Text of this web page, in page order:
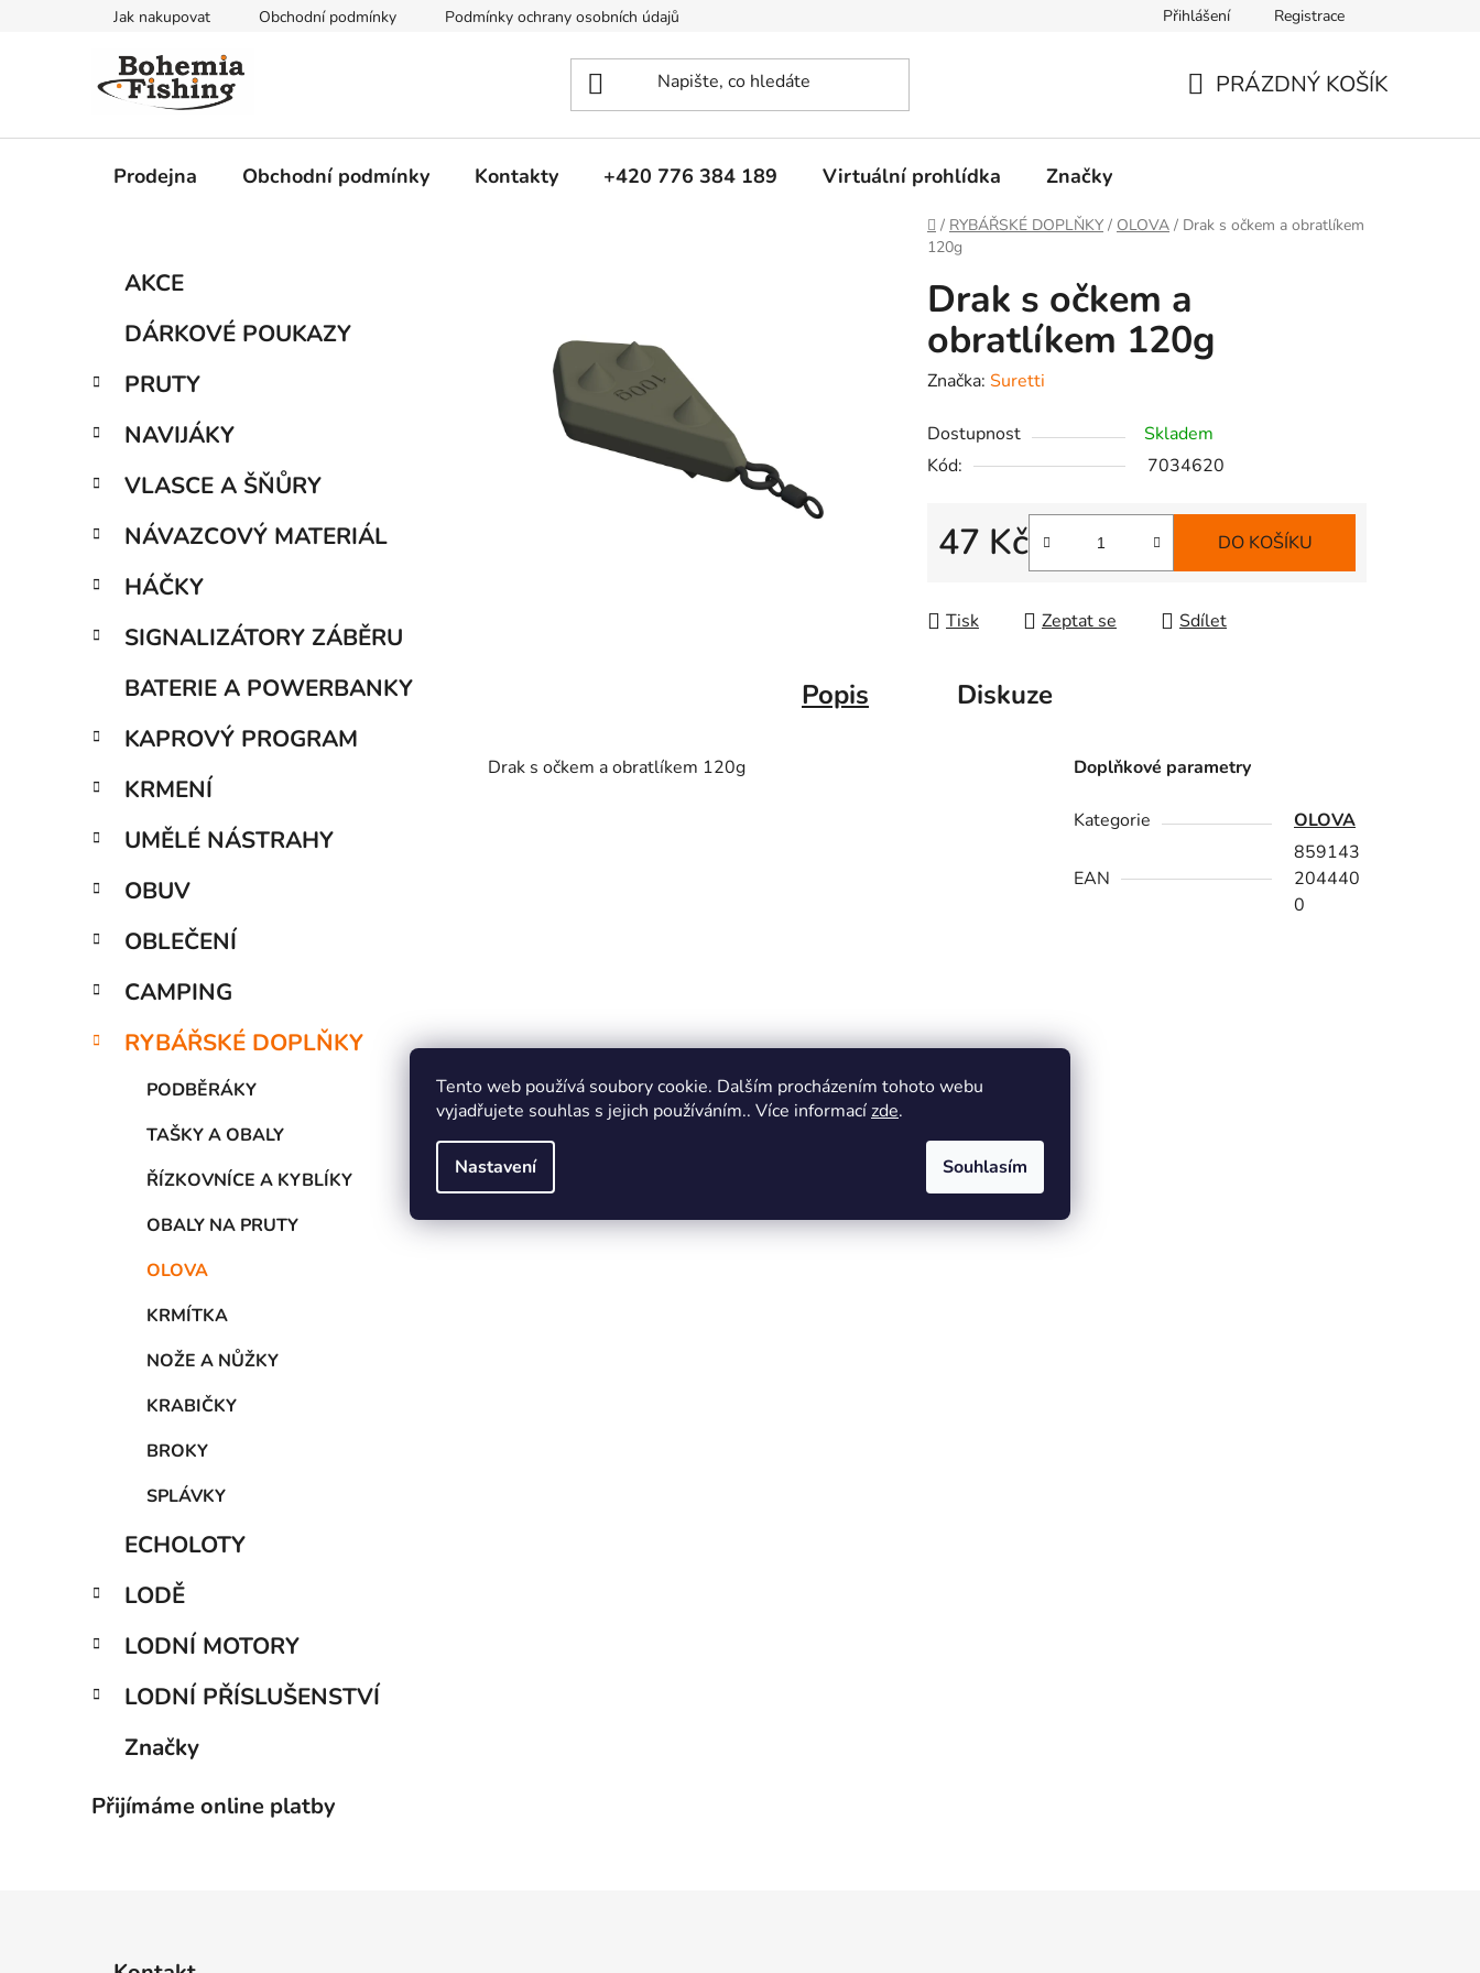
Tento web používá soubory cookie. Dalším procházením tohoto webu
vyjadřujete souhlas s jejich používáním.. Více informacízde.
Nastavení Souhlasím
Jak nakupovat Obchodní podmínky Podmínky ochrany osobních údajů Přihlášení Registrace
PRÁZDNÝ KOŠÍK
Prodejna Obchodní podmínky Kontakty +420 776 384 189 Virtuální prohlídka Značky
Domů
/ RYBÁŘSKÉ DOPLŇKY / OLOVA / Drak s očkem a obratlíkem
120g
r
n
n
í
p
n
l
Přeskočit
kategorie
o
i
AKCE
DÁRKOVÉ POUKAZY
PRUTY
NAVIJÁKY
VLASCE A ŠŇŮRY
NÁVAZCOVÝ MATERIÁL
HÁČKY
SIGNALIZÁTORY ZÁBĚRU
BATERIE A POWERBANKY
KAPROVÝ PROGRAM
KRMENÍ
UMĚLÉ NÁSTRAHY
OBUV
OBLEČENÍ
CAMPING
RYBÁŘSKÉ DOPLŇKY
PODBĚRÁKY
TAŠKY A OBALY
ŘÍZKOVNÍCE A KYBLÍKY
OBALY NA PRUTY
OLOVA
KRMÍTKA
NOŽE A NŮŽKY
KRABIČKY
BROKY
SPLÁVKY
ECHOLOTY
LODĚ
LODNÍ MOTORY
LODNÍ PŘÍSLUŠENSTVÍ
Značky
Přijímáme online platby
Drak s očkem a
obratlíkem 120g
Značka: Suretti
Dostupnost
Skladem
Kód:
7034620
47 Kč
Měrná cena:
DO KOŠÍKU
Tisk Zeptat se Sdílet
Popis Diskuze
Drak s očkem a obratlíkem 120g Doplňkové parametry
Kategorie OLOVA
EAN
859143
204440
0